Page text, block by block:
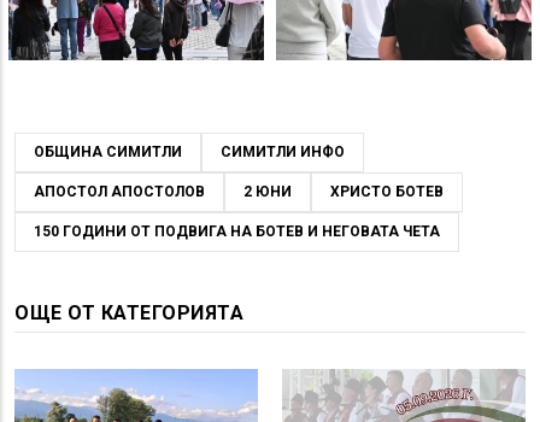
ОБЩИНА СИМИТЛИ СИМИТЛИ ИНФО
АПОСТОЛ АПОСТОЛОВ 2 ЮНИ ХРИСТО БОТЕВ
150 ГОДИНИ ОТ ПОДВИГА НА БОТЕВ И НЕГОВАТА ЧЕТА
ОЩЕ ОТ КАТЕГОРИЯТА